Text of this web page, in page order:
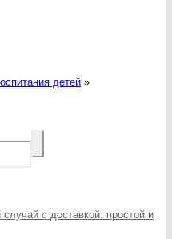
детей »
с доставкой: простой и